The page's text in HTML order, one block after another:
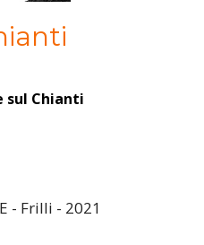
sul Chianti
- Frilli - 2021